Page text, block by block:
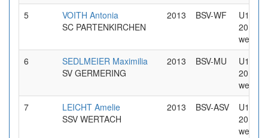
5
VOITH Antonia
SC PARTENKIRCHEN
2013 BSV-WF
U14 Jg
2013
weiblich
6
SEDLMEIER Maximilia
SV GERMERING
2013 BSV-MU
U14 Jg
2013
weiblich
7
LEICHT Amelie
SSV WERTACH
2013 BSV-ASV
U14 Jg
2013
weiblich